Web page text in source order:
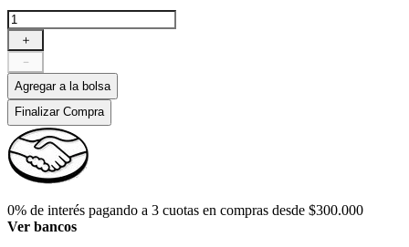
＋
－
Agregar a la bolsa
Finalizar Compra
0% de interés pagando a 3 cuotas en compras desde $300.000
Ver bancos